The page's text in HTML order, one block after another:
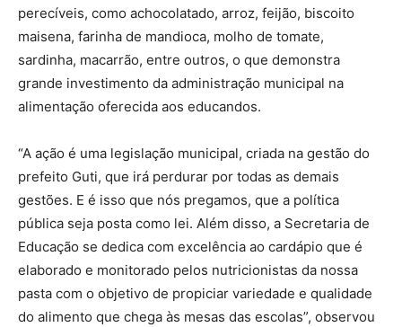
perecíveis, como achocolatado, arroz, feijão, biscoito
maisena, farinha de mandioca, molho de tomate,
sardinha, macarrão, entre outros, o que demonstra
grande investimento da administração municipal na
alimentação oferecida aos educandos.
“A ação é uma legislação municipal, criada na gestão do
prefeito Guti, que irá perdurar por todas as demais
gestões. E é isso que nós pregamos, que a política
pública seja posta como lei. Além disso, a Secretaria de
Educação se dedica com excelência ao cardápio que é
elaborado e monitorado pelos nutricionistas da nossa
pasta com o objetivo de propiciar variedade e qualidade
do alimento que chega às mesas das escolas”, observou